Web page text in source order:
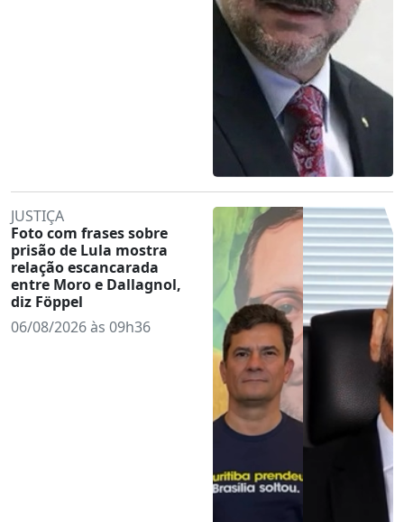
JUSTIÇA
Foto com frases sobre
prisão de Lula mostra
relação escancarada
entre Moro e Dallagnol,
diz Föppel
06/08/2026 às 09h36